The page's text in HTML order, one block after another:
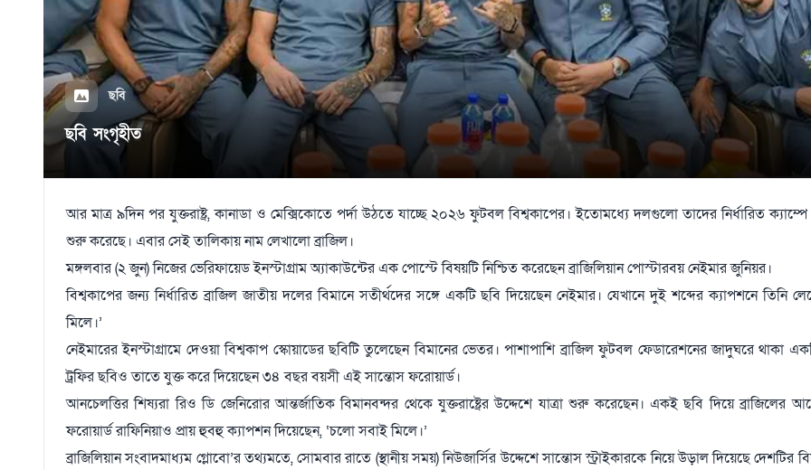
ছবি
ছবি সংগৃহীত
আর মাত্র ৯দিন পর যুক্তরাষ্ট্র, কানাডা ও মেক্সিকোতে পর্দা উঠতে যাচ্ছে ২০২৬ ফুটবল বিশ্বকাপের। ইতোমধ্যে দলগুলো তাদের নির্ধারিত
শুরু করেছে। এবার সেই তালিকায় নাম লেখালো ব্রাজিল।
মঙ্গলবার (২ জুন) নিজের ভেরিফায়েড ইনস্টাগ্রাম অ্যাকাউন্টের এক পোস্টে বিষয়টি নিশ্চিত করেছেন ব্রাজিলিয়ান পোস্টারবয় নেইমার জুনিয়র।
বিশ্বকাপের জন্য নির্ধারিত ব্রাজিল জাতীয় দলের বিমানে সতীর্থদের সঙ্গে একটি ছবি দিয়েছেন নেইমার। যেখানে দুই শব্দের ক্যাপশনে তিনি
মিলে।’
নেইমারের ইনস্টাগ্রামে দেওয়া বিশ্বকাপ স্কোয়াডের ছবিটি তুলেছেন বিমানের ভেতর। পাশাপাশি ব্রাজিল ফুটবল ফেডারেশনের জাদুঘরে থাকা
ট্রফির ছবিও তাতে যুক্ত করে দিয়েছেন ৩৪ বছর বয়সী এই সান্তোস ফরোয়ার্ড।
আনচেলত্তির শিষ্যরা রিও ডি জেনিরোর আন্তর্জাতিক বিমানবন্দর থেকে যুক্তরাষ্ট্রের উদ্দেশে যাত্রা শুরু করেছেন। একই ছবি দিয়ে ব্রাজিলের
ফরোয়ার্ড রাফিনিয়াও প্রায় হুবহু ক্যাপশন দিয়েছেন, ‘চলো সবাই মিলে।’
ব্রাজিলিয়ান সংবাদমাধ্যম গ্লোবো’র তথ্যমতে, সোমবার রাতে (স্থানীয় সময়) নিউজার্সির উদ্দেশে সান্তোস স্ট্রাইকারকে নিয়ে উড়াল দিয়েছে দেশটির